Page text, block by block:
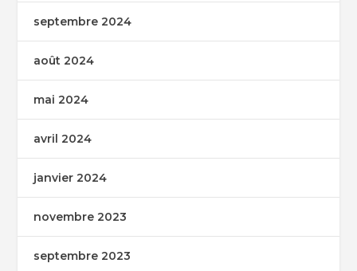
septembre 2024
août 2024
mai 2024
avril 2024
janvier 2024
novembre 2023
septembre 2023